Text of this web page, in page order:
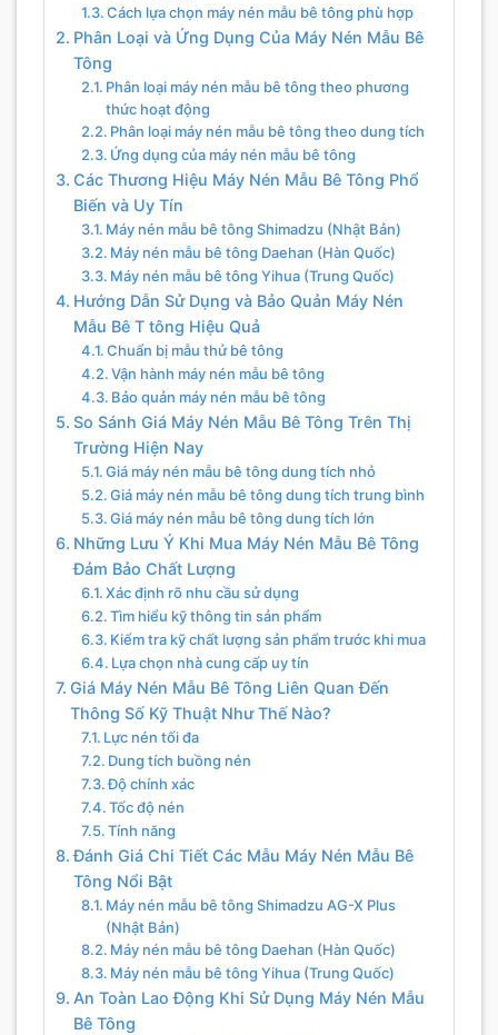
Cách lựa chọn máy nén mẫu bê tông phù hợp
Phân Loại và Ứng Dụng Của Máy Nén Mẫu Bê
Tông
Phân loại máy nén mẫu bê tông theo phương
thức hoạt động
Phân loại máy nén mẫu bê tông theo dung tích
Ứng dụng của máy nén mẫu bê tông
Các Thương Hiệu Máy Nén Mẫu Bê Tông Phổ
Biến và Uy Tín
Máy nén mẫu bê tông Shimadzu (Nhật Bản)
Máy nén mẫu bê tông Daehan (Hàn Quốc)
Máy nén mẫu bê tông Yihua (Trung Quốc)
Hướng Dẫn Sử Dụng và Bảo Quản Máy Nén
Mẫu Bê T tông Hiệu Quả
Chuẩn bị mẫu thử bê tông
Vận hành máy nén mẫu bê tông
Bảo quản máy nén mẫu bê tông
So Sánh Giá Máy Nén Mẫu Bê Tông Trên Thị
Trường Hiện Nay
Giá máy nén mẫu bê tông dung tích nhỏ
Giá máy nén mẫu bê tông dung tích trung bình
Giá máy nén mẫu bê tông dung tích lớn
Những Lưu Ý Khi Mua Máy Nén Mẫu Bê Tông
Đảm Bảo Chất Lượng
Xác định rõ nhu cầu sử dụng
Tìm hiểu kỹ thông tin sản phẩm
Kiểm tra kỹ chất lượng sản phẩm trước khi mua
Lựa chọn nhà cung cấp uy tín
Giá Máy Nén Mẫu Bê Tông Liên Quan Đến
Thông Số Kỹ Thuật Như Thế Nào?
Lực nén tối đa
Dung tích buồng nén
Độ chính xác
Tốc độ nén
Tính năng
Đánh Giá Chi Tiết Các Mẫu Máy Nén Mẫu Bê
Tông Nổi Bật
Máy nén mẫu bê tông Shimadzu AG-X Plus
(Nhật Bản)
Máy nén mẫu bê tông Daehan (Hàn Quốc)
Máy nén mẫu bê tông Yihua (Trung Quốc)
An Toàn Lao Động Khi Sử Dụng Máy Nén Mẫu
Bê Tông